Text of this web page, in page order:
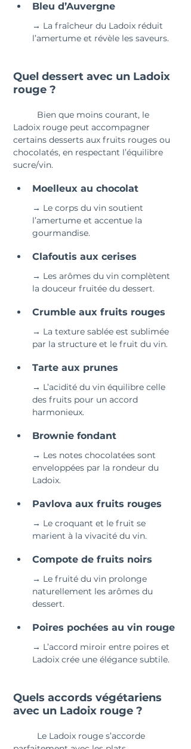
Bleu d’Auvergne
→ La fraîcheur du Ladoix réduit
l’amertume et révèle les saveurs.
Quel dessert avec un Ladoix
rouge ?
Ladoix rouge peut accompagner
certains desserts aux fruits rouges ou
chocolatés, en respectant l’équilibre
sucre/vin.
Moelleux au chocolat
→ Le corps du vin soutient
l’amertume et accentue la
gourmandise.
Clafoutis aux cerises
→ Les arômes du vin complètent
la douceur fruitée du dessert.
Crumble aux fruits rouges
→ La texture sablée est sublimée
par la structure et le fruit du vin.
Tarte aux prunes
→ L’acidité du vin équilibre celle
des fruits pour un accord
harmonieux.
Brownie fondant
→ Les notes chocolatées sont
enveloppées par la rondeur du
Ladoix.
Pavlova aux fruits rouges
→ Le croquant et le fruit se
marient à la vivacité du vin.
Compote de fruits noirs
→ Le fruité du vin prolonge
naturellement les arômes du
dessert.
Poires pochées au vin rouge
→ L’accord miroir entre poires et
Ladoix crée une élégance subtile.
Quels accords végétariens
avec un Ladoix rouge ?